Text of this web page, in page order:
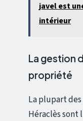
javel est
intérieur
La gestion
propriété
La plupart
Héraclès sont